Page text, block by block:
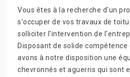
Vous êtes à la recherche d'un
s'occuper de vos travaux de
solliciter l'intervention de
Disposant de solide compétence
avons à notre disposition une
chevronnés et aguerris qui sont